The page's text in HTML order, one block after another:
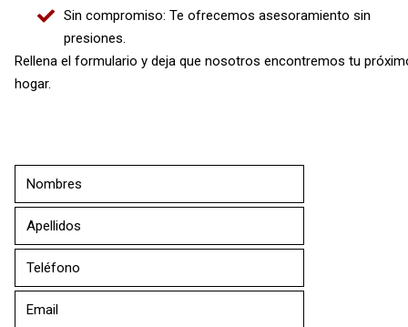
Sin compromiso: Te ofrecemos asesoramiento sin
presiones.
Rellena el formulario y deja que nosotros encontremos tu
hogar.